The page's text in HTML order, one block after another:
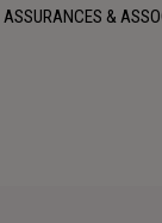
ASSURANCES &